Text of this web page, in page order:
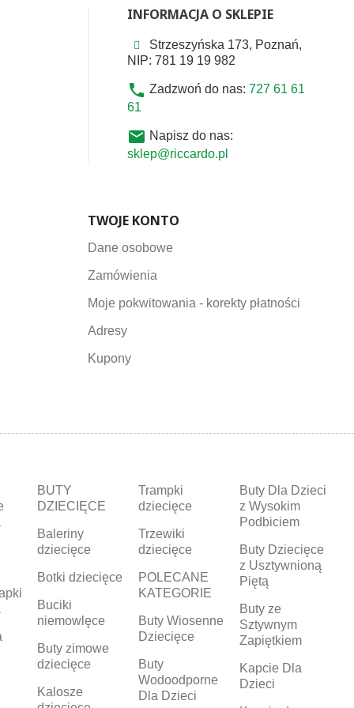
INFORMACJA O SKLEPIE
Strzeszyńska 173, Poznań,
NIP: 781 19 19 982
phone Zadzwoń do nas: 727 61 61
61
email Napisz do nas:
sklep@riccardo.pl
TWOJE KONTO
Dane osobowe
Zamówienia
Moje pokwitowania - korekty płatności
Adresy
Kupony
BUTY
DZIECIĘCE
Baleriny
dziecięce
Botki dziecięce
Buciki
niemowlęce
Buty zimowe
dziecięce
Kalosze
Trampki
dziecięce
Trzewiki
dziecięce
POLECANE
KATEGORIE
Buty Wiosenne
Dziecięce
Buty
Wodoodporne
Dla Dzieci
Buty Dla Dzieci
z Wysokim
Podbiciem
Buty Dziecięce
z Usztywnioną
Piętą
Buty ze
Sztywnym
Zapiętkiem
Kapcie Dla
Dzieci